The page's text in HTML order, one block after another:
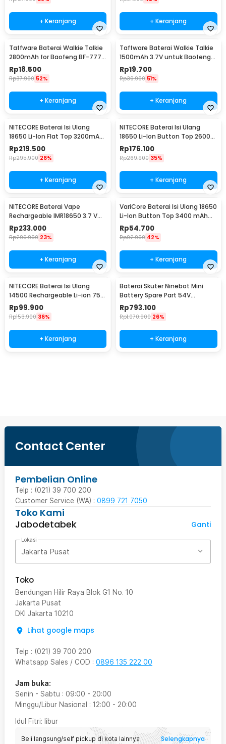
+ Keranjang + Keranjang
Taffware Baterai Walkie Talkie
2800mAh for Baofeng BF-777S
666S 888S
Rp18.500
Rp37.900 52%
+ Keranjang
Taffware Baterai Walkie Talkie
1500mAh 3.7V untuk Baofeng
BF-UV3R - BL-3
Rp19.700
Rp39.900 51%
+ Keranjang
NITECORE Baterai Isi Ulang
18650 Li-Ion Flat Top 3200mAh
3.7V 1 PCS - NL1832
Rp219.500
Rp295.900 26%
+ Keranjang
NITECORE Baterai Isi Ulang
18650 Li-Ion Button Top 2600
mAh 3.7V 1 PCS - NL1826
Rp176.100
Rp269.900 35%
+ Keranjang
NITECORE Baterai Vape
Rechargeable IMR18650 3.7 V
3100mAh 1 PCS
Rp233.000
Rp299.900 23%
+ Keranjang
VariCore Baterai Isi Ulang 18650
Li-Ion Button Top 3400 mAh
3.7V 1 PCS 3400mAh
Rp54.700
Rp92.900 42%
+ Keranjang
NITECORE Baterai Isi Ulang
14500 Rechargeable Li-ion 750
mAh 3.6 V 1PC - NL1475R
Rp99.900
Rp153.900 36%
+ Keranjang
Baterai Skuter Ninebot Mini
Battery Spare Part 54V
4900mAh
Rp793.100
Rp1.070.900 26%
+ Keranjang
Contact Center
Pembelian Online
Telp : (021) 39 700 200
Customer Service (WA) : 0899 721 7050
Toko Kami
Jabodetabek
Ganti
Lokasi
Jakarta Pusat
Toko
Bendungan Hilir Raya Blok G1 No. 10
Jakarta Pusat
DKI Jakarta 10210
Lihat google maps
Telp : (021) 39 700 200
Whatsapp Sales / COD : 0896 135 222 00
Jam buka:
Senin - Sabtu : 09:00 - 20:00
Minggu/Libur Nasional : 12:00 - 20:00
Idul Fitri: libur
Beli langsung/self pickup di kota lainnya Selengkapnya